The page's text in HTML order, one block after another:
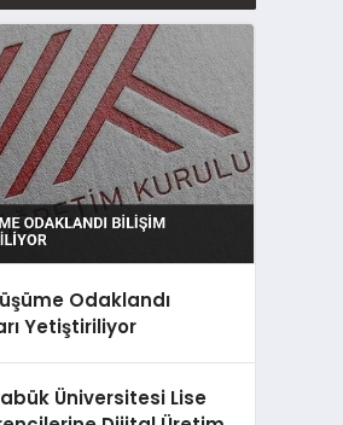
Odaklandı
Yetiştiriliyor
Üniversitesi Lise